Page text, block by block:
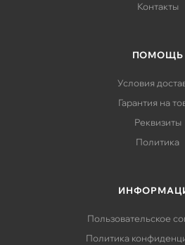
Контакты
ПОМОЩЬ
Условия
Гарантия на
Реквизиты
Политика
Пользовательское
Политика